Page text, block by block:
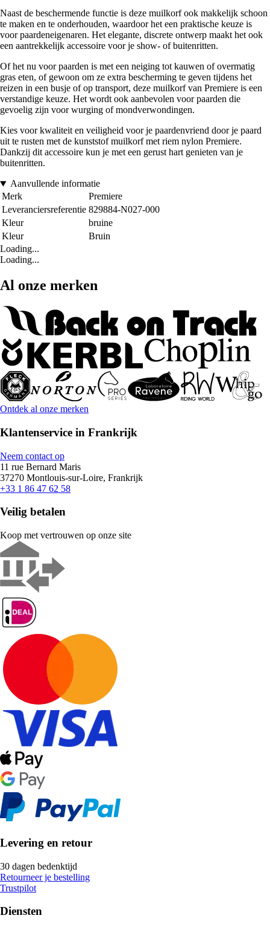
Naast de beschermende functie is deze muilkorf ook makkelijk schoon
te maken en te onderhouden, waardoor het een praktische keuze is
voor paardeneigenaren. Het elegante, discrete ontwerp maakt het ook
een aantrekkelijk accessoire voor je show- of buitenritten.
Of het nu voor paarden is met een neiging tot kauwen of overmatig
gras eten, of gewoon om ze extra bescherming te geven tijdens het
reizen in een busje of op transport, deze muilkorf van Premiere is een
verstandige keuze. Het wordt ook aanbevolen voor paarden die
gevoelig zijn voor wurging of mondverwondingen.
Kies voor kwaliteit en veiligheid voor je paardenvriend door je paard
uit te rusten met de kunststof muilkorf met riem nylon Premiere.
Dankzij dit accessoire kun je met een gerust hart genieten van je
buitenritten.
Aanvullende informatie
Merk
Premiere
Leveranciersreferentie 829884-N027-000
Kleur
bruine
Kleur
Bruin
Loading...
Loading...
Al onze merken
Ontdek al onze merken
Klantenservice in Frankrijk
Neem contact op
11 rue Bernard Maris
37270 Montlouis-sur-Loire, Frankrijk
+33 1 86 47 62 58
Veilig betalen
Koop met vertrouwen op onze site
Levering en retour
30 dagen bedenktijd
Retourneer je bestelling
Trustpilot
Diensten